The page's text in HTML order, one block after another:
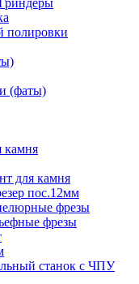
полировки
(фаты)
камня
для камня
пос.12мм
фрезы
фрезы
станок с ЧПУ